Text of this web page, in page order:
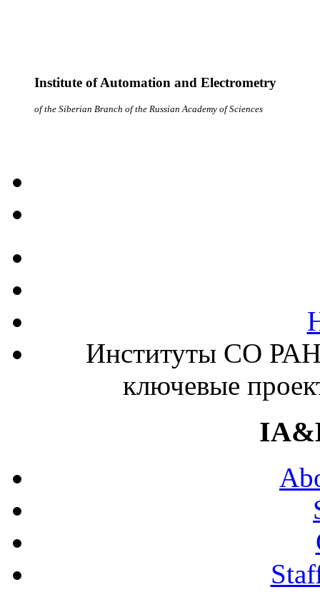
Institute of Automation and Electrometry
of the Siberian Branch of the Russian Academy of Sciences
Институты СО РАН
ключевые